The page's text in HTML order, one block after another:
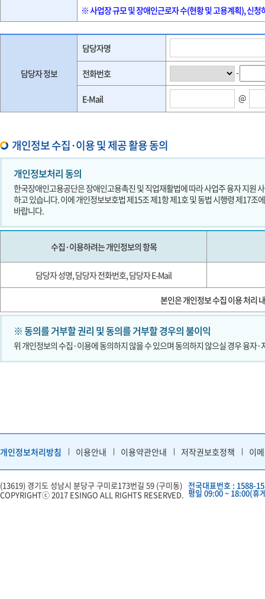
※ 사업장 규모 및 장애인근로자 수(현황 및 고용계획), 신
담당자 정보
담당자 정보
담당자명
전화번호 -
E-Mail @
개인정보 수집·이용 및 제공 활용 동의
개인정보처리 동의
한국장애인고용공단은 장애인고용촉진 및 직업재활법에 따라 사업주 융자 지원
하고 있습니다. 이에 개인정보보호법 제15조 제1항 제1호 및 동법 시행령 제17
바랍니다.
수집·이용하려는 개인정보의 항목
담당자 성명, 담당자 전화번호, 담당자 E-Mail
본인은 개인정보 수집 이용 처리
※ 동의를 거부할 권리 및 동의를 거부할 경우의 불이익
위 개인정보의 수집·이용에 동의하지 않을 수 있으며 동의하지 않으실 경우 융자
개인정보처리방침 이용안내 이용약관안내 저작권보호정책 이
(13619) 경기도 성남시 분당구 구미로173번길 59 (구미동) 전국대표번호 : 1588-
평일 09:00 ~ 18:00(휴
COPYRIGHTⓒ 2017 ESINGO ALL RIGHTS RESERVED.